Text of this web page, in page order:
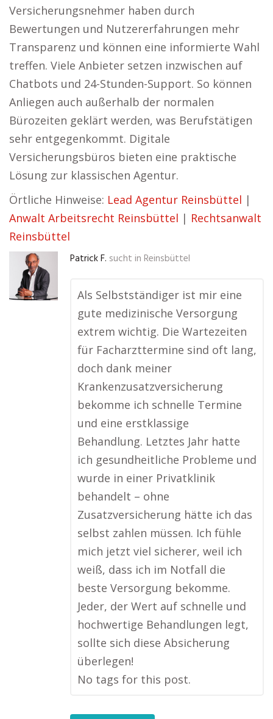
Versicherungsnehmer haben durch
Bewertungen und Nutzererfahrungen mehr
Transparenz und können eine informierte Wahl
treffen. Viele Anbieter setzen inzwischen auf
Chatbots und 24-Stunden-Support. So können
Anliegen auch außerhalb der normalen
Bürozeiten geklärt werden, was Berufstätigen
sehr entgegenkommt. Digitale
Versicherungsbüros bieten eine praktische
Lösung zur klassischen Agentur.
Örtliche Hinweise: Lead Agentur Reinsbüttel |
Anwalt Arbeitsrecht Reinsbüttel | Rechtsanwalt
Reinsbüttel
Patrick F. sucht in Reinsbüttel
Als Selbstständiger ist mir eine
gute medizinische Versorgung
extrem wichtig. Die Wartezeiten
für Facharzttermine sind oft lang,
doch dank meiner
Krankenzusatzversicherung
bekomme ich schnelle Termine
und eine erstklassige
Behandlung. Letztes Jahr hatte
ich gesundheitliche Probleme und
wurde in einer Privatklinik
behandelt – ohne
Zusatzversicherung hätte ich das
selbst zahlen müssen. Ich fühle
mich jetzt viel sicherer, weil ich
weiß, dass ich im Notfall die
beste Versorgung bekomme.
Jeder, der Wert auf schnelle und
hochwertige Behandlungen legt,
sollte sich diese Absicherung
überlegen!
No tags for this post.